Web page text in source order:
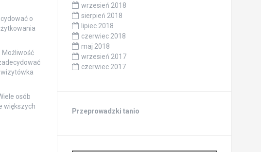
o
. Możliwość
wizytówka
osób
większych
wrzesień 2018
sierpień 2018
lipiec 2018
czerwiec 2018
maj 2018
wrzesień 2017
czerwiec 2017
Przeprowadzki tanio